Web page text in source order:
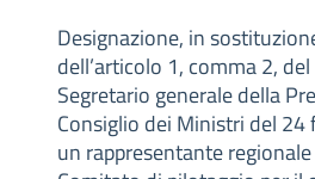
Designazione, in
dell’articolo 1, comma 2,
Segretario generale della
Consiglio dei Ministri del 24
un rappresentante